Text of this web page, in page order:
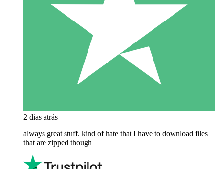
2 dias atrás
always great stuff. kind of hate that I have to download files
that are zipped though